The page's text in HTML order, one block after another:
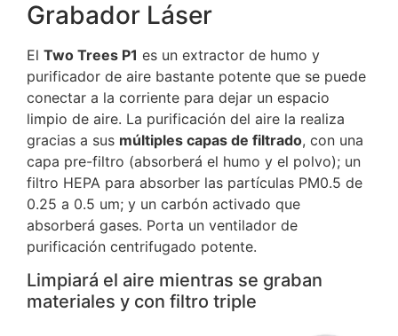
Grabador Láser
El Two Trees P1 es un extractor de humo y
purificador de aire bastante potente que se puede
conectar a la corriente para dejar un espacio
limpio de aire. La purificación del aire la realiza
gracias a sus múltiples capas de filtrado, con una
capa pre-filtro (absorberá el humo y el polvo); un
filtro HEPA para absorber las partículas PM0.5 de
0.25 a 0.5 um; y un carbón activado que
absorberá gases. Porta un ventilador de
purificación centrifugado potente.
Limpiará el aire mientras se graban
materiales y con filtro triple